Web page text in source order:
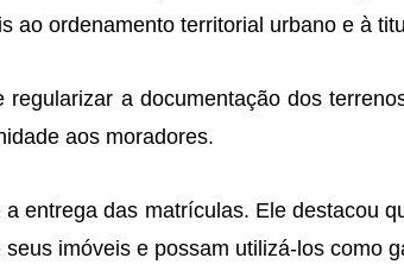
ordenamento territorial urbano e à
a documentação dos
aos moradores.
entrega das matrículas. Ele destacou
imóveis e possam utilizá-los como